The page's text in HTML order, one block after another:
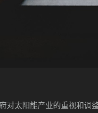
对太阳能产业的重视和调